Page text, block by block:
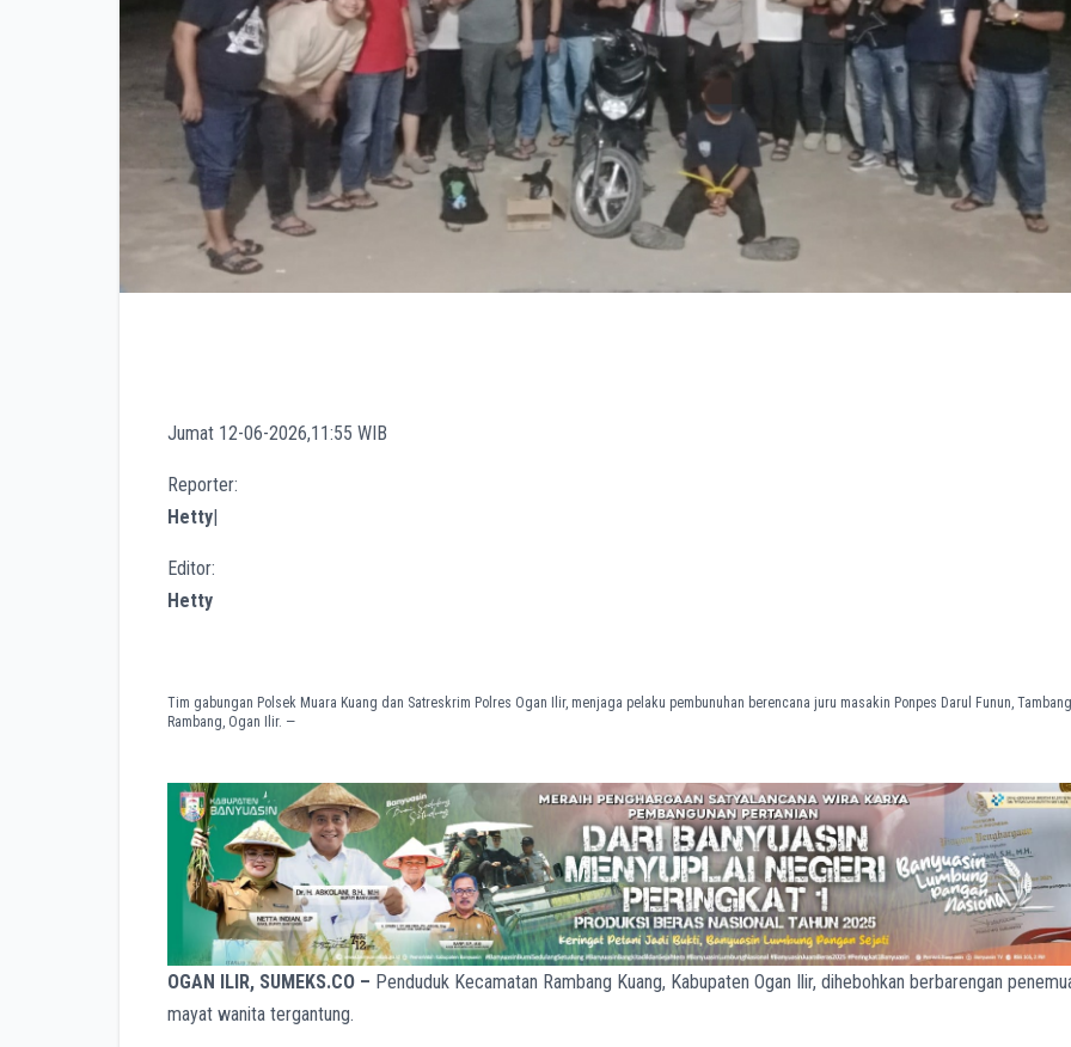
Jumat 12-06-2026,11:55 WIB
Reporter:
Hetty|
Editor:
Hetty
Tim gabungan Polsek Muara Kuang dan Satreskrim Polres Ogan Ilir, menjaga pelaku pembunuhan berencana juru masakin Ponpes Darul Funun, Tambang
Rambang, Ogan Ilir. —
OGAN ILIR, SUMEKS.CO – Penduduk Kecamatan Rambang Kuang, Kabupaten Ogan Ilir, dihebohkan berbarengan
mayat wanita tergantung.